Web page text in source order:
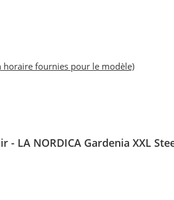
horaire fournies pour le modèle)
LA NORDICA Gardenia XXL